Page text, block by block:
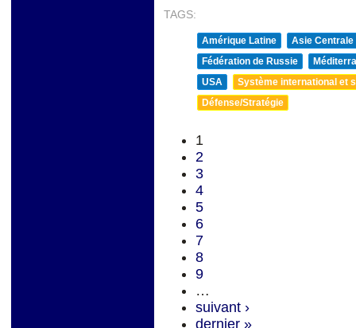
TAGS:
Amérique Latine
Asie Centrale
Fédération de Russie
USA
Système international et
Défense/Stratégie
1
2
3
4
5
6
7
8
9
…
suivant ›
dernier »